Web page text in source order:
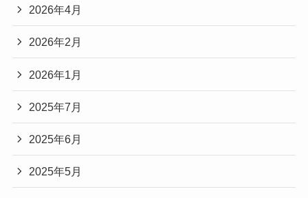
2026年4月
2026年2月
2026年1月
2025年7月
2025年6月
2025年5月